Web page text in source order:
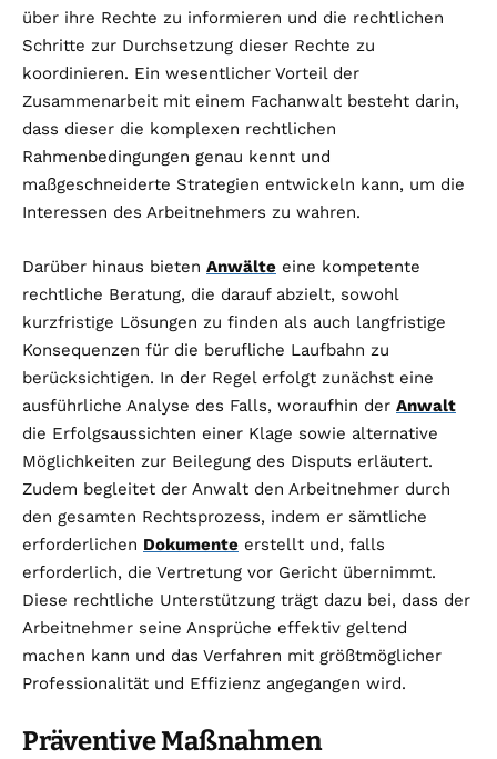
über ihre Rechte zu informieren und die rechtlichen
Schritte zur Durchsetzung dieser Rechte zu
koordinieren. Ein wesentlicher Vorteil der
Zusammenarbeit mit einem Fachanwalt besteht darin,
dass dieser die komplexen rechtlichen
Rahmenbedingungen genau kennt und
maßgeschneiderte Strategien entwickeln kann, um die
Interessen des Arbeitnehmers zu wahren.
Darüber hinaus bieten Anwälte eine kompetente
rechtliche Beratung, die darauf abzielt, sowohl
kurzfristige Lösungen zu finden als auch langfristige
Konsequenzen für die berufliche Laufbahn zu
berücksichtigen. In der Regel erfolgt zunächst eine
ausführliche Analyse des Falls, woraufhin der Anwalt
die Erfolgsaussichten einer Klage sowie alternative
Möglichkeiten zur Beilegung des Disputs erläutert.
Zudem begleitet der Anwalt den Arbeitnehmer durch
den gesamten Rechtsprozess, indem er sämtliche
erforderlichen Dokumente erstellt und, falls
erforderlich, die Vertretung vor Gericht übernimmt.
Diese rechtliche Unterstützung trägt dazu bei, dass der
Arbeitnehmer seine Ansprüche effektiv geltend
machen kann und das Verfahren mit größtmöglicher
Professionalität und Effizienz angegangen wird.
Präventive Maßnahmen